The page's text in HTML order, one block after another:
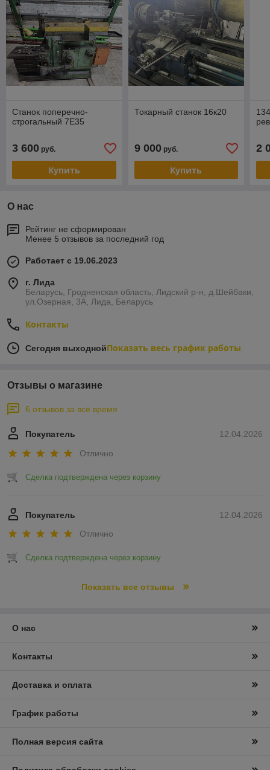
Станок поперечно-
строгальный 7Е35
3 600 руб.
Купить
Токарный станок 16к20
9 000руб.
Купить
2
О нас
Рейтинг не сформирован
Менее 5 отзывов за последний год
Работает с 19.06.2023
г. Лида
Беларусь, Гродненская область, Лидский р-н, д.Шейбаки,
ул.Озерная, 3А, Лида, Беларусь
Контакты
Сегодня выходнойПоказать весь график работы
Отзывы о магазине
6 отзывов за всё время
12.04.2026
Покупатель
Отлично
Сделка подтверждена через корзину
12.04.2026
Покупатель
Отлично
Сделка подтверждена через корзину
Показать все отзывы
О нас
Контакты
Доставка и оплата
График работы
Полная версия сайта